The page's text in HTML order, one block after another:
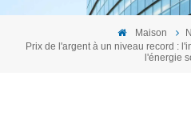
Maison
Prix ​​de l'argent à un niveau record :
l'énergie